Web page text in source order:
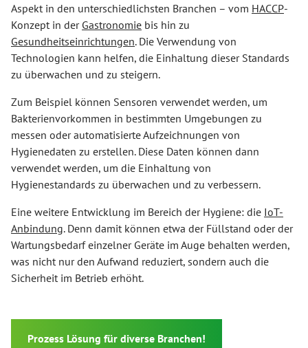
Aspekt in den unterschiedlichsten Branchen – vom HACCP-
Konzept in der Gastronomie bis hin zu
Gesundheitseinrichtungen. Die Verwendung von
Technologien kann helfen, die Einhaltung dieser Standards
zu überwachen und zu steigern.
Zum Beispiel können Sensoren verwendet werden, um
Bakterienvorkommen in bestimmten Umgebungen zu
messen oder automatisierte Aufzeichnungen von
Hygienedaten zu erstellen. Diese Daten können dann
verwendet werden, um die Einhaltung von
Hygienestandards zu überwachen und zu verbessern.
Eine weitere Entwicklung im Bereich der Hygiene: die IoT-
Anbindung. Denn damit können etwa der Füllstand oder der
Wartungsbedarf einzelner Geräte im Auge behalten werden,
was nicht nur den Aufwand reduziert, sondern auch die
Sicherheit im Betrieb erhöht.
Prozess Lösung für diverse Branchen!